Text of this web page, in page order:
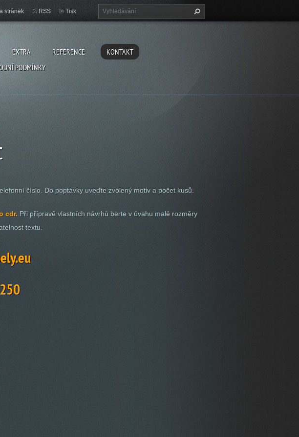
EXTRA REFERENCE
KONTAKT
PODMÍNKY
stránek RSS Tisk
číslo. Do poptávky uveďte zvolený motiv a počet kusů.
cdr. Při přípravě vlastních návrhů berte v úvahu malé rozměry
textu.